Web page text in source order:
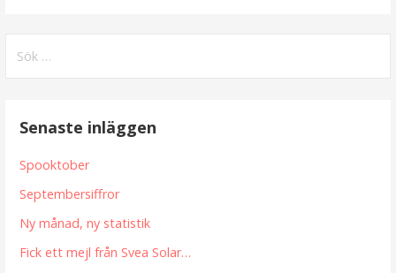
efter:
Senaste inläggen
Spooktober
Septembersiffror
Ny månad, ny statistik
Fick ett mejl från Svea Solar…